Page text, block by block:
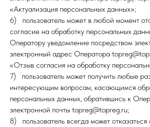
«Актуализация персональных данных»;
6) пользователь может в любой момент
согласие на обработку персональных
Оператору уведомление посредством
электронный адрес Оператора
«Отзыв согласия на обработку
7) пользователь может получить любые
интересующим вопросам, касающимся
персональных данных, обратившись к
электронной почты topreg@topreg.ru;
8) пользователь всегда может отказаться